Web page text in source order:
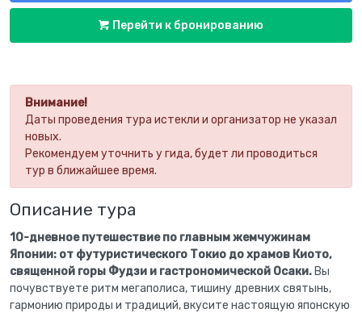
Внимание!
Даты проведения тура истекли и организатор не указал
новых.
Рекомендуем уточнить у гида, будет ли проводиться
тур в ближайшее время.
Описание тура
10-дневное путешествие по главным жемчужинам
Японии: от футуристического Токио до храмов Киото,
священной горы Фудзи и гастрономической Осаки. Вы
почувствуете ритм мегаполиса, тишину древних святынь,
гармонию природы и традиций, вкусите настоящую японскую
Перейти к бронированию